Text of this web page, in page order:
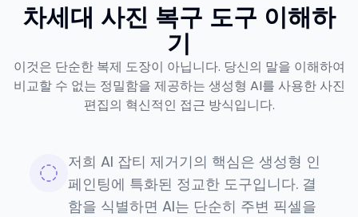
차세대 사진 복구 도구 이해하
기
이것은 단순한 복제 도장이 아닙니다. 당신의 말을 이해하여
비교할 수 없는 정밀함을 제공하는 생성형 AI를 사용한 사진
편집의 혁신적인 접근 방식입니다.
저희 AI 잡티 제거기의 핵심은 생성형 인
페인팅에 특화된 정교한 도구입니다. 결
함을 식별하면 AI는 단순히 주변 픽셀을